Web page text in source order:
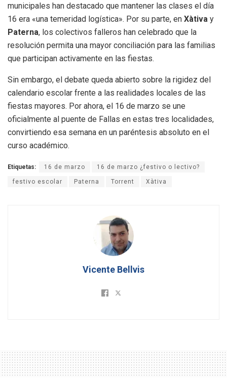
municipales han destacado que mantener las clases el día
16 era «una temeridad logística». Por su parte, en Xàtiva y
Paterna, los colectivos falleros han celebrado que la
resolución permita una mayor conciliación para las familias
que participan activamente en las fiestas.
Sin embargo, el debate queda abierto sobre la rigidez del
calendario escolar frente a las realidades locales de las
fiestas mayores. Por ahora, el 16 de marzo se une
oficialmente al puente de Fallas en estas tres localidades,
convirtiendo esa semana en un paréntesis absoluto en el
curso académico.
Etiquetas: 16 de marzo 16 de marzo ¿festivo o lectivo?
festivo escolar Paterna Torrent Xàtiva
Vicente Bellvis